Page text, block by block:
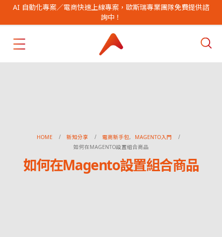
AI 自動化專案／電商快速上線專案，歐斯瑞專業團隊免費提供諮
詢中！
HOME 新知分享 電商新手包,
MAGENTO入門
如何在MAGENTO設置組合商品
如何在Magento設置組合商品